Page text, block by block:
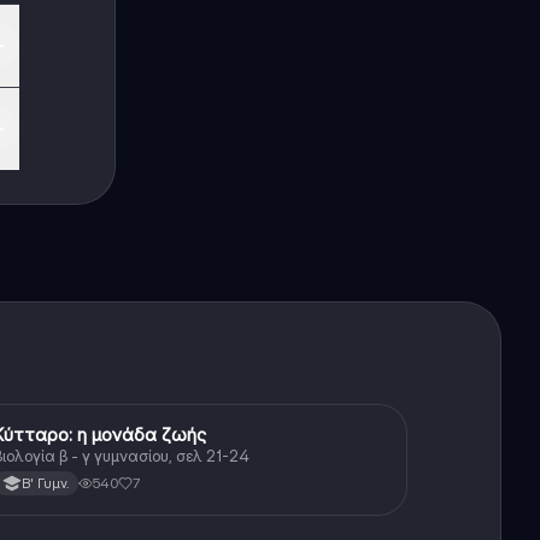
Βιολογία η μονάδα ζωής
β - γ γυμνασίου, σελ 21-24
Β' Γυμν. 540 7